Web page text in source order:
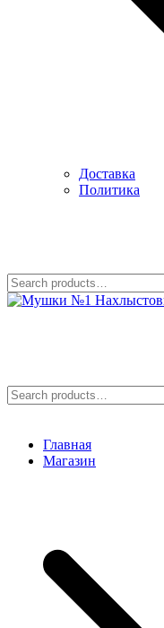
Доставка
Политика
for:
for:
Главная
Магазин